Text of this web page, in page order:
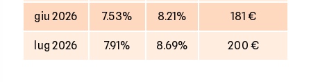
giu 2026 7.53% 8.21% 181 €
lug 2026 7.91% 8.69% 200 €